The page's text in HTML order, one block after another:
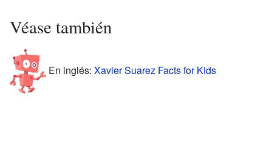
Véase también
En inglés: Xavier Suarez Facts for Kids